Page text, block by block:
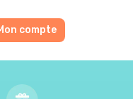
compte